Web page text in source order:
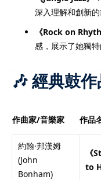
深入理解和創新
《Rock on
感，展示了她獨特
🎶 經典鼓
作曲家/音樂家 作品
約翰·邦漢姆
(John
Bonham)
《
to